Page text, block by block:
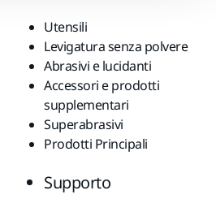
Utensili
Levigatura senza polvere
Abrasivi e lucidanti
Accessori e prodotti
supplementari
Superabrasivi
Prodotti Principali
Supporto